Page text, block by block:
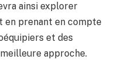
ainsi explorer
prenant en compte
et des
approche.